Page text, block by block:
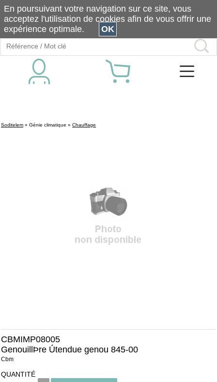
Soditelem » Génie climatique » Chauffage
CBMIMP08005
GenouillÞre Útendue genou 845-00
Cbm
QUANTITÉ
En poursuivant votre navigation sur ce site, vous
acceptez l'utilisation de cookies afin de vous offrir une
expérience optimale.
OK